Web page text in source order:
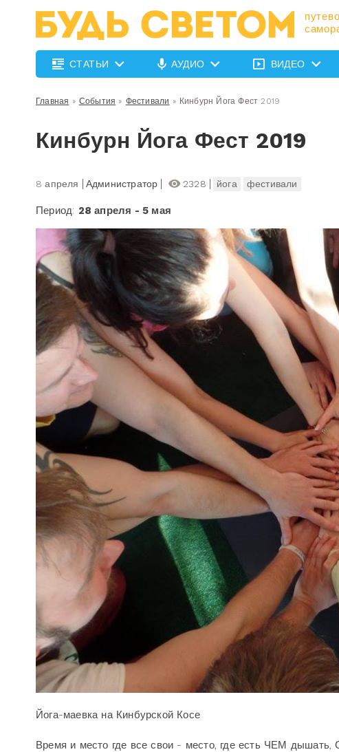
СТАТЬИ АУДИО ВИДЕО
Главная » События » Фестивали » Кинбурн Йога Фест 2019
Кинбурн Йога Фест 2019
8 апреля Администратор 2328 йога фестивали
Период: 28 апреля - 5 мая
Йога-маевка на Кинбурской Косе
Время и место где все свои - место, где есть ЧЕМ